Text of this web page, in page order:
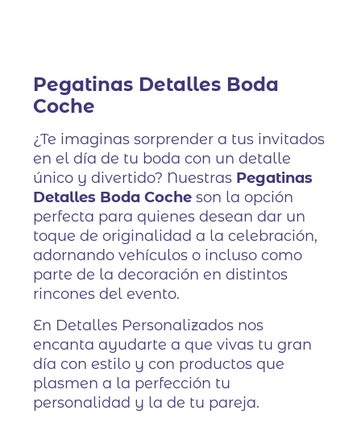
Pegatinas Detalles Boda
Coche
¿Te imaginas sorprender a tus invitados
en el día de tu boda con un detalle
único y divertido? Nuestras Pegatinas
Detalles Boda Coche son la opción
perfecta para quienes desean dar un
toque de originalidad a la celebración,
adornando vehículos o incluso como
parte de la decoración en distintos
rincones del evento.
En Detalles Personalizados nos
encanta ayudarte a que vivas tu gran
día con estilo y con productos que
plasmen a la perfección tu
personalidad y la de tu pareja.